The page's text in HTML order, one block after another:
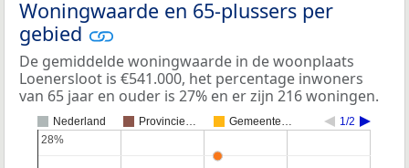
Woningwaarde en 65-plussers per
gebied
De gemiddelde woningwaarde in de woonplaats
Loenersloot is €541.000, het percentage inwoners
van 65 jaar en ouder is 27% en er zijn 216 woningen.
Nederland Provincie… Gemeente… 1/2
28%
28%